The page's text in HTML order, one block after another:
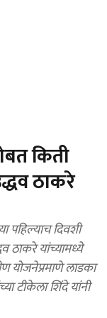
किती
ठाकरे
दिवशी
योजनेप्रमाणे लाडका
टीकेला शिंदे यांनी